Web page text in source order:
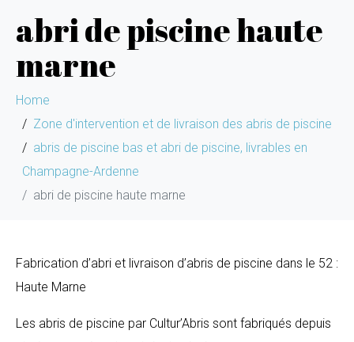
abri de piscine haute
marne
Home
Zone d'intervention et de livraison des abris de piscine
abris de piscine bas et abri de piscine, livrables en
Champagne-Ardenne
abri de piscine haute marne
Fabrication d’abri et livraison d’abris de piscine dans le 52 :
Haute Marne
Les abris de piscine par Cultur’Abris sont fabriqués depuis